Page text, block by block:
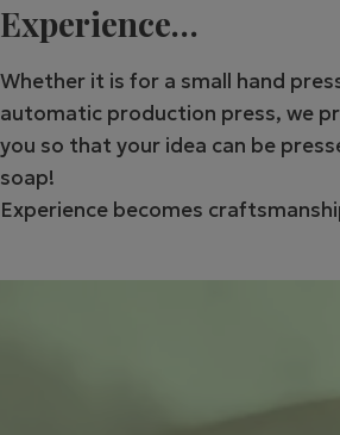
Experience…
Whether it is for a small hand
automatic production press, we
you so that your idea can be
soap!
Experience becomes